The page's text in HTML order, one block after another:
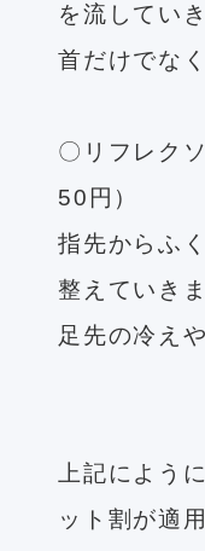
を流してい
首だけでな
〇リフレク
50円）
指先からふ
整えていきま
足先の冷え
上記によう
ット割が適